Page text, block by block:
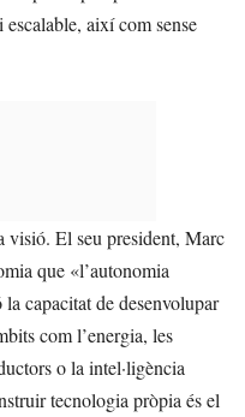
així com sense
visió. El seu president, Marc
que «l’autonomia
capacitat de desenvolupar
com l’energia, les
o la intel·ligència
tecnologia pròpia és el